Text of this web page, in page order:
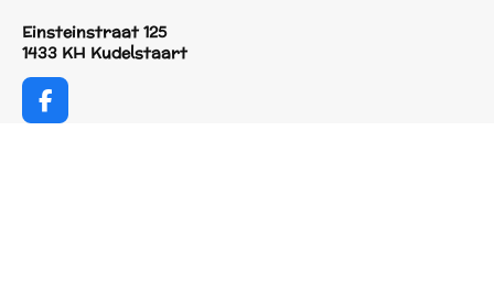
Einsteinstraat 125
1433 KH Kudelstaart
F
a